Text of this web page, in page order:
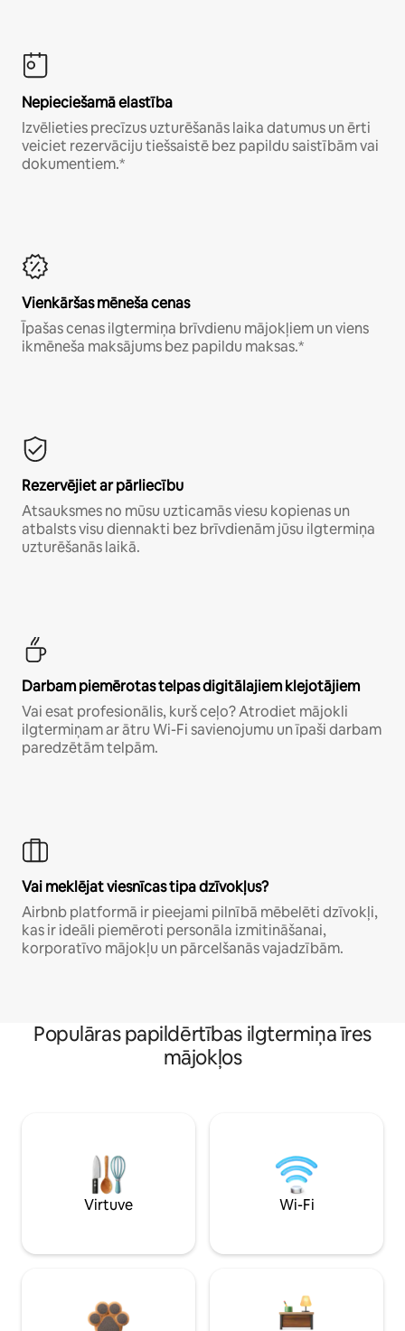
Nepieciešamā elastība
Izvēlieties precīzus uzturēšanās laika datumus un ērti
veiciet rezervāciju tiešsaistē bez papildu saistībām vai
dokumentiem.*
Vienkāršas mēneša cenas
Īpašas cenas ilgtermiņa brīvdienu mājokļiem un viens
ikmēneša maksājums bez papildu maksas.*
Rezervējiet ar pārliecību
Atsauksmes no mūsu uzticamās viesu kopienas un
atbalsts visu diennakti bez brīvdienām jūsu ilgtermiņa
uzturēšanās laikā.
Darbam piemērotas telpas digitālajiem klejotājiem
Vai esat profesionālis, kurš ceļo? Atrodiet mājokli
ilgtermiņam ar ātru Wi-Fi savienojumu un īpaši darbam
paredzētām telpām.
Vai meklējat viesnīcas tipa dzīvokļus?
Airbnb platformā ir pieejami pilnībā mēbelēti dzīvokļi,
kas ir ideāli piemēroti personāla izmitināšanai,
korporatīvo mājokļu un pārcelšanās vajadzībām.
Populāras papildērtības ilgtermiņa īres
mājokļos
Virtuve Wi-Fi